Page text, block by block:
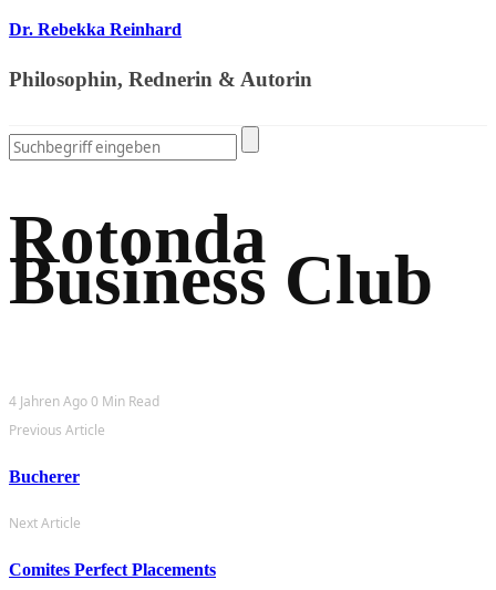
Dr. Rebekka Reinhard
Philosophin, Rednerin & Autorin
Rotonda
Business Club
4 Jahren Ago0 Min Read
Previous Article
Bucherer
Next Article
Comites Perfect Placements